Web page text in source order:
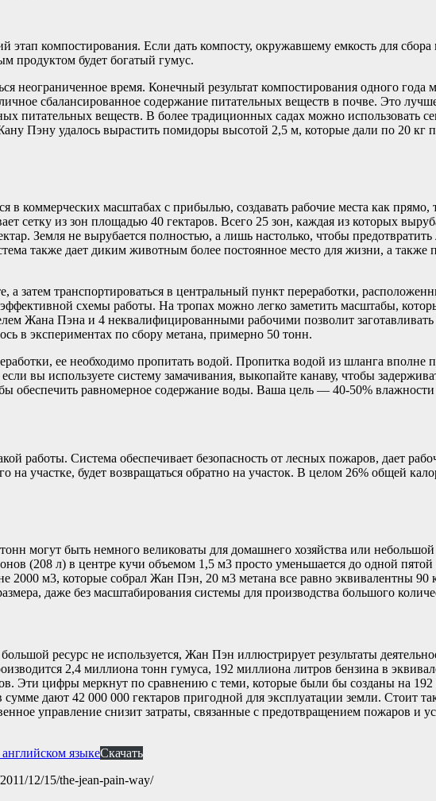
компостирования. Если дать компосту, окружавшему емкость для сбора
продуктом будет богатый гумус.
неограниченное время. Конечный результат компостирования одного
сбалансированное содержание питательных веществ в почве. Это
питательных веществ. В более традиционных садах можно использовать
Пэну удалось вырастить помидоры высотой 2,5 м, которые дали по 20 кг
в коммерческих масштабах с прибылью, создавать рабочие места как
сетку из зон площадью 40 гектаров. Всего 25 зон, каждая из которых
Земля не вырубается полностью, а лишь настолько, чтобы
также дает диким животным более постоянное место для жизни, а также
а затем транспортироваться в центральный пункт переработки,
схемы работы. На тропах можно легко заметить масштабы,
Жана Пэна и 4 неквалифицированными рабочими позволит
в экспериментах по сбору метана, примерно 50 тонн.
ее необходимо пропитать водой. Пропитка водой из шланга
вы используете систему замачивания, выкопайте канаву, чтобы
обеспечить равномерное содержание воды. Ваша цель — 40-50%
работы. Система обеспечивает безопасность от лесных пожаров, дает
на участке, будет возвращаться обратно на участок. В целом 26% общей
могут быть немного великоваты для домашнего хозяйства или
(208 л) в центре кучи объемом 1,5 м3 просто уменьшается до одной
2000 м3, которые собрал Жан Пэн, 20 м3 метана все равно эквивалентны
даже без масштабирования системы для производства большого
ресурс не используется, Жан Пэн иллюстрирует результаты
2,4 миллиона тонн гумуса, 192 миллиона литров бензина в
Эти цифры меркнут по сравнению с теми, которые были бы созданы на
сумме дают 42 000 000 гектаров пригодной для эксплуатации земли. Стоит
управление снизит затраты, связанные с предотвращением пожаров и
языкеСкачать
12/15/the-jean-pain-way/